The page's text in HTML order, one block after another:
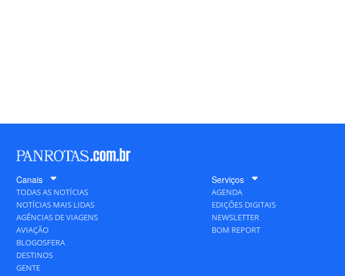
Canais
TODAS AS NOTÍCIAS
NOTÍCIAS MAIS LIDAS
AGÊNCIAS DE VIAGENS
AVIAÇÃO
BLOGOSFERA
DESTINOS
GENTE
Serviços
AGENDA
EDIÇÕES DIGITAIS
NEWSLETTER
BOM REPORT